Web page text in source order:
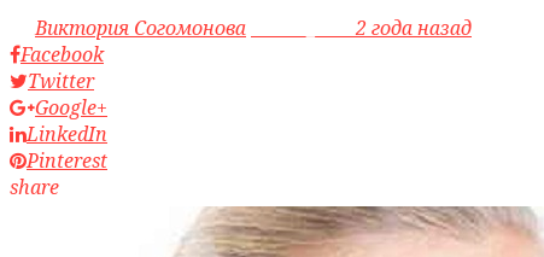
byВиктория Согомонова access_time2 года назад
Facebook
Twitter
Google+
LinkedIn
Pinterest
share